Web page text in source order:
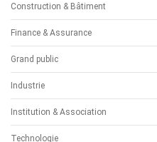
Construction & Bâtiment
Finance & Assurance
Grand public
Industrie
Institution & Association
Technologie